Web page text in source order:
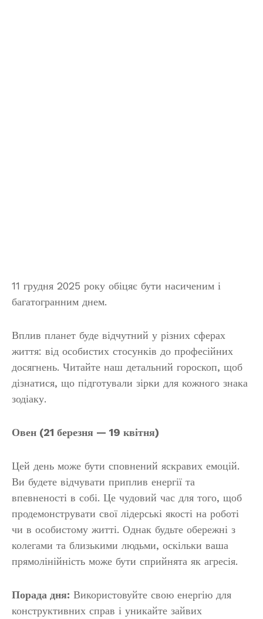
11 грудня 2025 року обіцяє бути насиченим і
багатогранним днем.
Вплив планет буде відчутний у різних сферах
життя: від особистих стосунків до професійних
досягнень. Читайте наш детальний гороскоп, щоб
дізнатися, що підготували зірки для кожного знака
зодіаку.
Овен (21 березня — 19 квітня)
Цей день може бути сповнений яскравих емоцій.
Ви будете відчувати приплив енергії та
впевненості в собі. Це чудовий час для того, щоб
продемонструвати свої лідерські якості на роботі
чи в особистому житті. Однак будьте обережні з
колегами та близькими людьми, оскільки ваша
прямолінійність може бути сприйнята як агресія.
Порада дня: Використовуйте свою енергію для
конструктивних справ і уникайте зайвих